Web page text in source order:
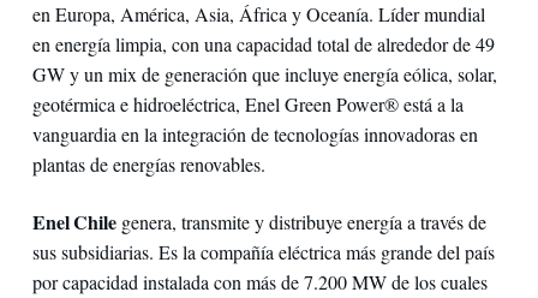
en Europa, América, Asia, África y Oceanía. Líder mundial
en energía limpia, con una capacidad total de alrededor de 49
GW y un mix de generación que incluye energía eólica, solar,
geotérmica e hidroeléctrica, Enel Green Power® está a la
vanguardia en la integración de tecnologías innovadoras en
plantas de energías renovables.
Enel Chile genera, transmite y distribuye energía a través de
sus subsidiarias. Es la compañía eléctrica más grande del país
por capacidad instalada con más de 7.200 MW de los cuales